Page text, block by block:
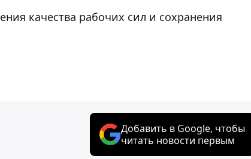
качества рабочих сил и сохранения
Добавить в Google, чтобы
читать новости первым